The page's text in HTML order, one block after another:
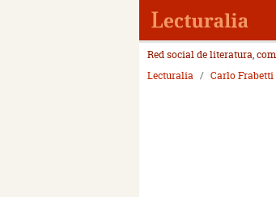
Red social de literatura,
Lecturalia
Carlo Frabetti